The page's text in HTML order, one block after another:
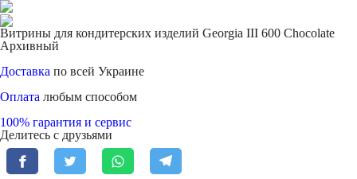
Витрины для кондитерских изделий Georgia III 600 Chocolate
Архивный
Доставка по всей Украине
Оплата любым способом
100% гарантия и сервис
Делитесь с друзьями